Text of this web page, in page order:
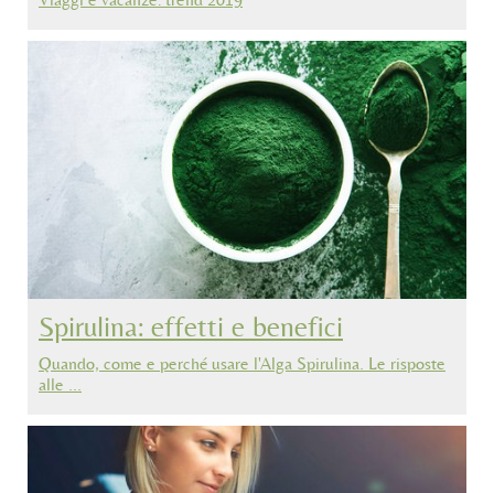
Spirulina: effetti e benefici
Quando, come e perché usare l'Alga Spirulina. Le risposte
alle …